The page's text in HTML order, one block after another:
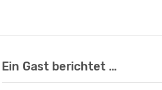
Ein Gast berichtet …